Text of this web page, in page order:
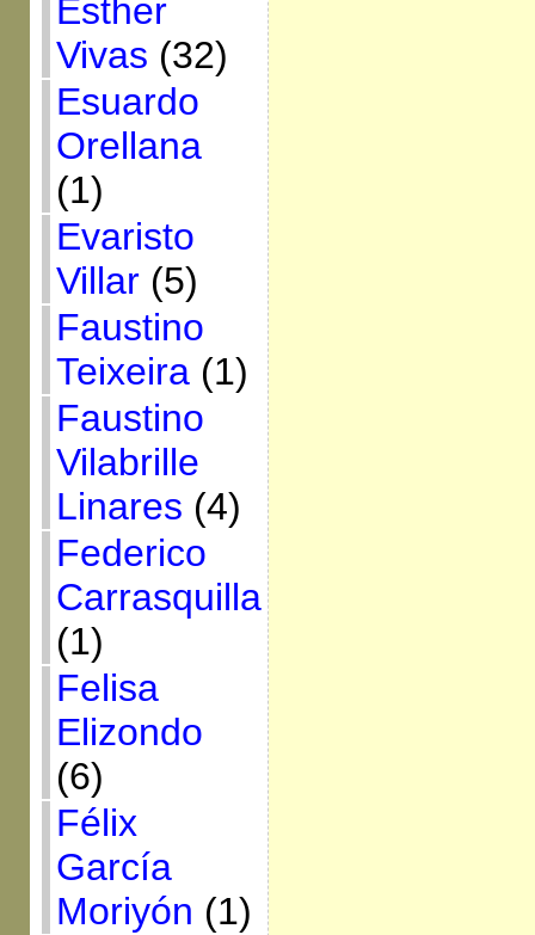
Esther
Vivas (32)
Esuardo
Orellana
(1)
Evaristo
Villar(5)
Faustino
Teixeira(1)
Faustino
Vilabrille
Linares (4)
Federico
Carrasquilla
(1)
Felisa
Elizondo
(6)
Félix
García
Moriyón (1)